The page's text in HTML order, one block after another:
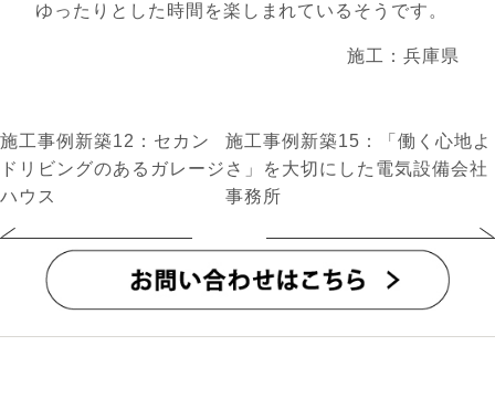
ゆったりとした時間を楽しまれているそうです。
施工：兵庫県
施工事例新築12：セカン
ドリビングのあるガレージ
ハウス
施工事例新築15：「働く心地よ
さ」を大切にした電気設備会社
事務所